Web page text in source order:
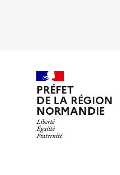
PRÉFET
DE LA RÉGION
NORMANDIE